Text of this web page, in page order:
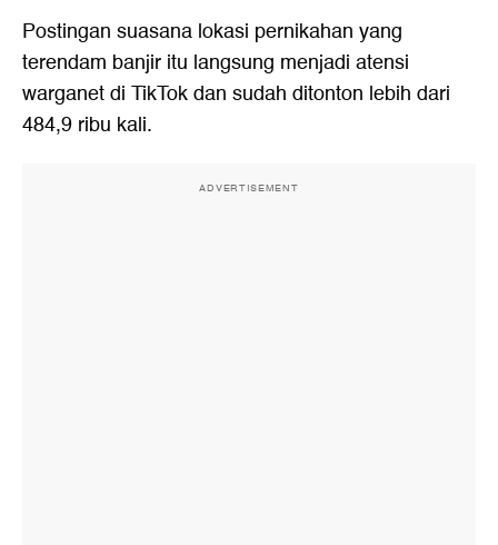
Postingan suasana lokasi pernikahan yang
terendam banjir itu langsung menjadi atensi
warganet di TikTok dan sudah ditonton lebih dari
484,9 ribu kali.
ADVERTISEMENT